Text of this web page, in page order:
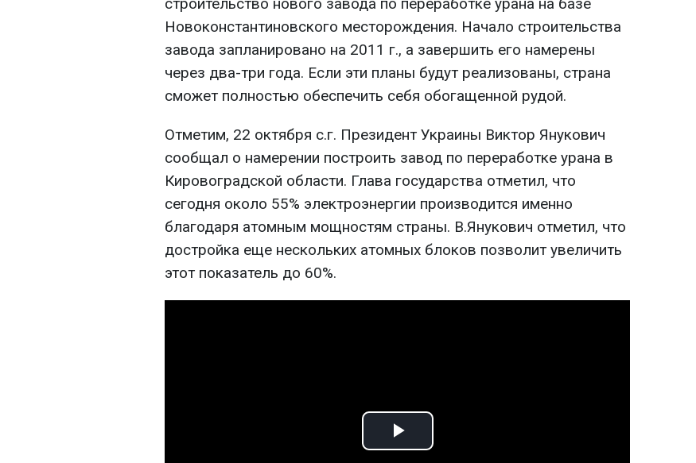
Новоконстантиновского месторождения. Начало строительства
завода запланировано на 2011 г., а завершить его намерены
через два-три года. Если эти планы будут реализованы, страна
сможет полностью обеспечить себя обогащенной рудой.
Отметим, 22 октября с.г. Президент Украины Виктор Янукович
сообщал о намерении построить завод по переработке урана в
Кировоградской области. Глава государства отметил, что
сегодня около 55% электроэнергии производится именно
благодаря атомным мощностям страны. В.Янукович отметил, что
достройка еще нескольких атомных блоков позволит увеличить
этот показатель до 60%.
Play